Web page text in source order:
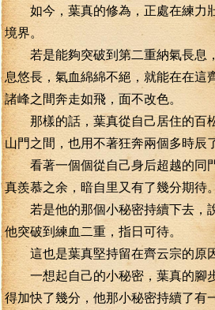
如今，葉真的修為，正處在練力
境界。
若是能夠突破到第二重納氣長息
息悠長，氣血綿綿不絕，就能在在這
諸峰之間奔走如飛，面不改色。
那樣的話，葉真從自己居住的百
山門之間，也用不著狂奔兩個多時辰
看著一個個從自己身后超越的同
真羨慕之余，暗自里又有了幾分期待。
若是他的那個小秘密持續下去，
他突破到練血二重，指日可待。
這也是葉真堅持留在齊云宗的原因
一想起自己的小秘密，葉真的腳
得加快了幾分，他那小秘密持續了有